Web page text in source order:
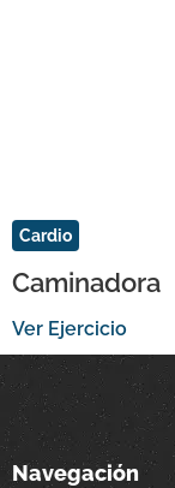
Cardio
Caminadora
Ver Ejercicio
Navegación